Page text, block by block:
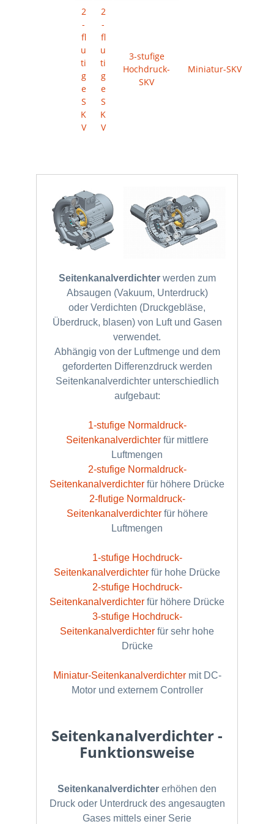
2
-
fl
u
ti
g
e
S
K
V
2
-
fl
u
ti
g
e
S
K
V
3-stufige
Hochdruck-
SKV
Miniatur-SKV
Seitenkanalverdichter werden zum
Absaugen (Vakuum, Unterdruck)
oder Verdichten (Druckgebläse,
Überdruck, blasen) von Luft und Gasen
verwendet.
Abhängig von der Luftmenge und dem
geforderten Differenzdruck werden
Seitenkanalverdichter unterschiedlich
aufgebaut:
1-stufige Normaldruck-
Seitenkanalverdichter für mittlere
Luftmengen
2-stufige Normaldruck-
Seitenkanalverdichter für höhere Drücke
2-flutige Normaldruck-
Seitenkanalverdichter für höhere
Luftmengen
1-stufige Hochdruck-
Seitenkanalverdichter für hohe Drücke
2-stufige Hochdruck-
Seitenkanalverdichter für höhere Drücke
3-stufige Hochdruck-
Seitenkanalverdichter für sehr hohe
Drücke
Miniatur-Seitenkanalverdichter mit DC-
Motor und externem Controller
Seitenkanalverdichter -
Funktionsweise
Seitenkanalverdichter erhöhen den
Druck oder Unterdruck des angesaugten
Gases mittels einer Serie